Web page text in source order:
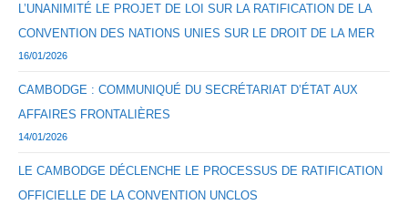
L’UNANIMITÉ LE PROJET DE LOI SUR LA RATIFICATION DE LA
CONVENTION DES NATIONS UNIES SUR LE DROIT DE LA MER
16/01/2026
CAMBODGE : COMMUNIQUÉ DU SECRÉTARIAT D’ÉTAT AUX
AFFAIRES FRONTALIÈRES
14/01/2026
LE CAMBODGE DÉCLENCHE LE PROCESSUS DE RATIFICATION
OFFICIELLE DE LA CONVENTION UNCLOS